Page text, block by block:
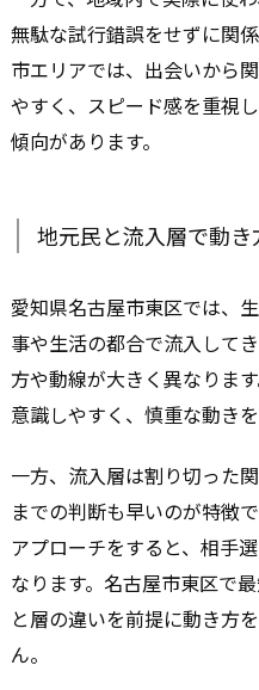
無駄な試行錯誤をせずに関
市エリアでは、出会いから
やすく、スピード感を重視
傾向があります。
地元民と流入層で動
愛知県名古屋市東区では、
事や生活の都合で流入して
方や動線が大きく異なりま
意識しやすく、慎重な動き
一方、流入層は割り切った
までの判断も早いのが特徴
アプローチをすると、相手
なります。名古屋市東区で
と層の違いを前提に動き方
ん。